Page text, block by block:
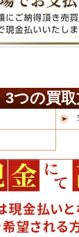
3つの買